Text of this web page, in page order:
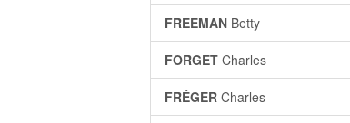
FREEMAN Betty
FORGET Charles
FRÉGER Charles